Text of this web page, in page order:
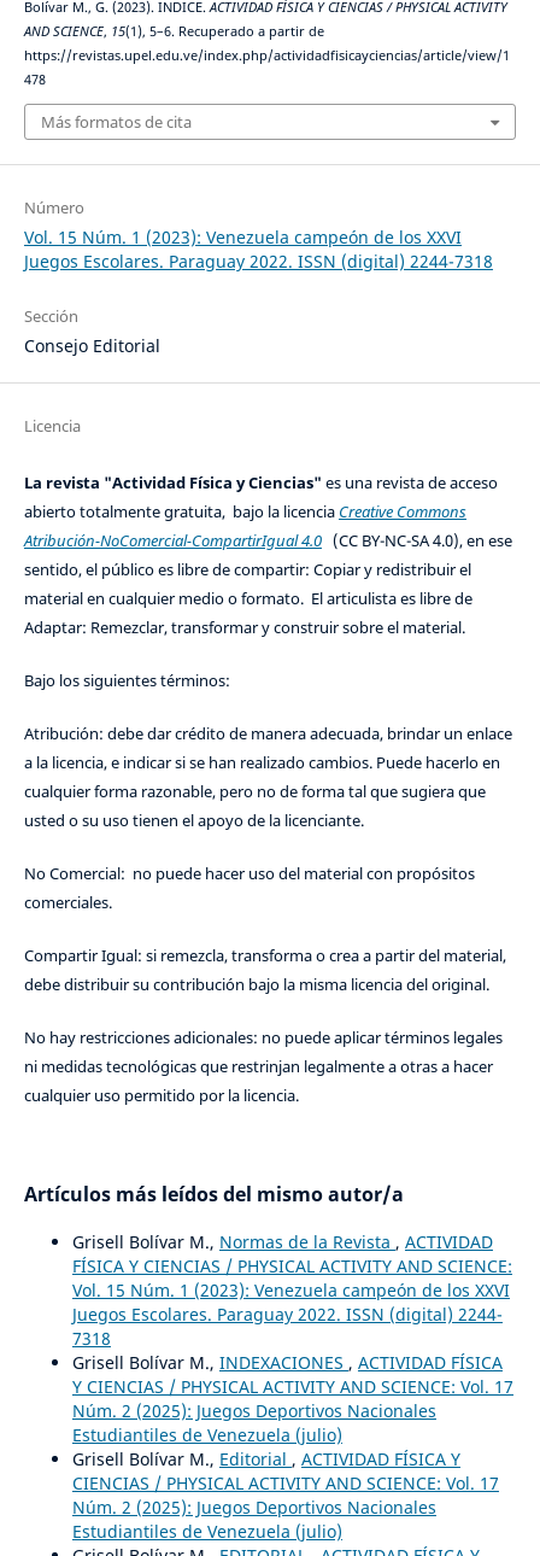
Bolívar M., G. (2023). INDICE. ACTIVIDAD FÍSICA Y CIENCIAS / PHYSICAL ACTIVITY
AND SCIENCE, 15(1), 5–6. Recuperado a partir de
https://revistas.upel.edu.ve/index.php/actividadfisicayciencias/article/view/1
478
Más formatos de cita
Número
Vol. 15 Núm. 1 (2023): Venezuela campeón de los XXVI
Juegos Escolares. Paraguay 2022. ISSN (digital) 2244-7318
Sección
Consejo Editorial
Licencia
La revista "Actividad Física y Ciencias" es una revista de acceso
abierto totalmente gratuita, bajo la licencia Creative Commons
Atribución-NoComercial-CompartirIgual 4.0(CC BY-NC-SA 4.0), en ese
sentido, el público es libre de compartir: Copiar y redistribuir el
material en cualquier medio o formato. El articulista es libre de
Adaptar: Remezclar, transformar y construir sobre el material.
Bajo los siguientes términos:
Atribución: debe dar crédito de manera adecuada, brindar un enlace
a la licencia, e indicar si se han realizado cambios. Puede hacerlo en
cualquier forma razonable, pero no de forma tal que sugiera que
usted o su uso tienen el apoyo de la licenciante.
No Comercial: no puede hacer uso del material con propósitos
comerciales.
Compartir Igual: si remezcla, transforma o crea a partir del material,
debe distribuir su contribución bajo la misma licencia del original.
No hay restricciones adicionales: no puede aplicar términos legales
ni medidas tecnológicas que restrinjan legalmente a otras a hacer
cualquier uso permitido por la licencia.
Artículos más leídos del mismo autor/a
Grisell Bolívar M., Normas de la Revista , ACTIVIDAD
FÍSICA Y CIENCIAS / PHYSICAL ACTIVITY AND SCIENCE:
Vol. 15 Núm. 1 (2023): Venezuela campeón de los XXVI
Juegos Escolares. Paraguay 2022. ISSN (digital) 2244-
7318
Grisell Bolívar M., INDEXACIONES , ACTIVIDAD FÍSICA
Y CIENCIAS / PHYSICAL ACTIVITY AND SCIENCE: Vol. 17
Núm. 2 (2025): Juegos Deportivos Nacionales
Estudiantiles de Venezuela (julio)
Grisell Bolívar M., Editorial , ACTIVIDAD FÍSICA Y
CIENCIAS / PHYSICAL ACTIVITY AND SCIENCE: Vol. 17
Núm. 2 (2025): Juegos Deportivos Nacionales
Estudiantiles de Venezuela (julio)